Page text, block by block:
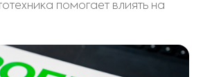
помогает влиять на